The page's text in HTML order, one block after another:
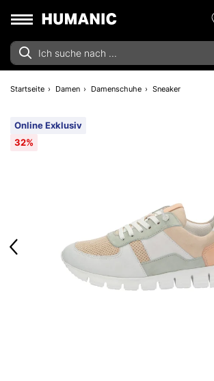
Startseite Damen Damenschuhe Sneaker
Online Exklusiv
32%